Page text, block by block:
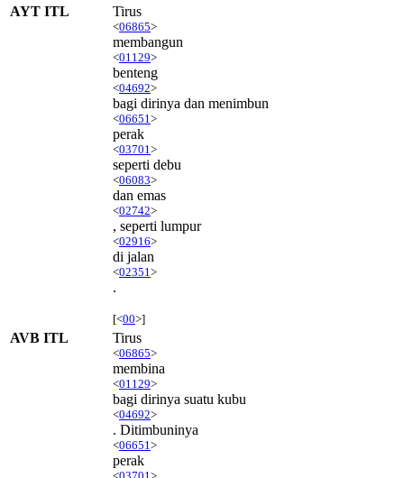
AYT ITL
Tirus
<06865>
membangun
<01129>
benteng
<04692>
bagi dirinya dan menimbun
<06651 >
perak
<03701 >
seperti debu
<06083>
dan emas
<02742>
, seperti lumpur
<02916>
di jalan
<02351 >
.
[<00>]
AVB ITL Tirus
<06865>
membina
<01129>
bagi dirinya suatu kubu
<04692>
. Ditimbuninya
<06651 >
perak